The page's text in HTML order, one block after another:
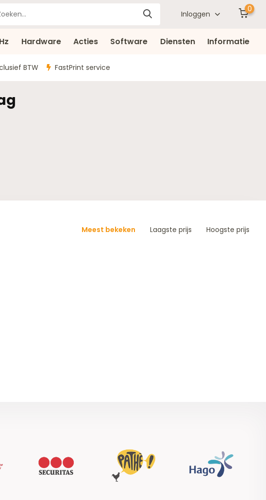
Inloggen
0
Hardware Acties Software Diensten Informatie
BTW FastPrint service
Meest bekeken Laagste prijs Hoogste prijs